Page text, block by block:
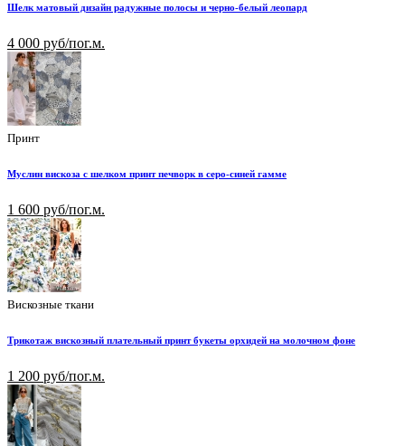
Шелк матовый дизайн радужные полосы и черно-белый леопард
4 000 руб/пог.м.
Принт
Муслин вискоза с шелком принт печворк в серо-синей гамме
1 600 руб/пог.м.
Вискозные ткани
Трикотаж вискозный плательный принт букеты орхидей на молочном фоне
1 200 руб/пог.м.